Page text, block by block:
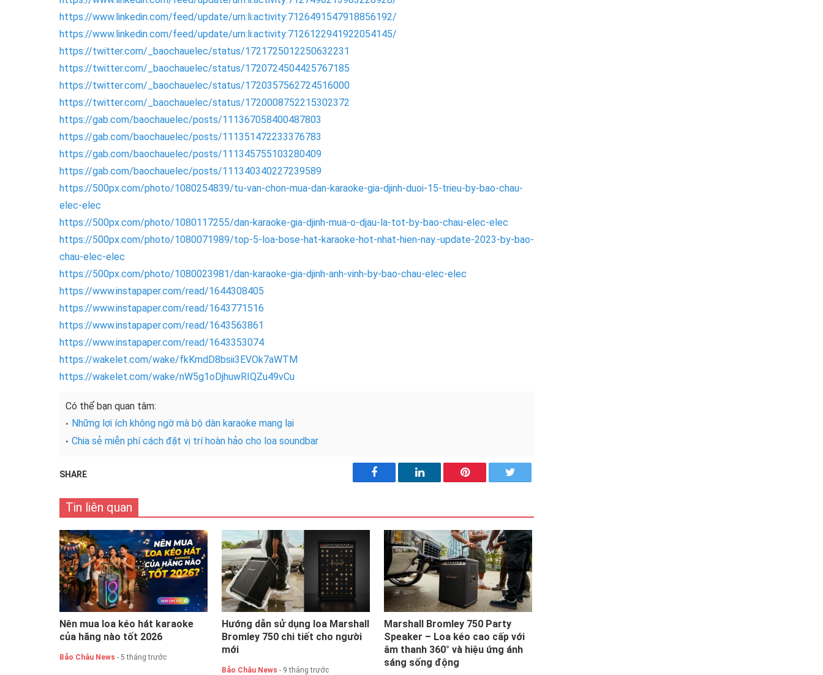
https://www.linkedin.com/feed/update/urn:li:activity:7126491547918856192/
https://www.linkedin.com/feed/update/urn:li:activity:7126122941922054145/
https://twitter.com/_baochauelec/status/1721725012250632231
https://twitter.com/_baochauelec/status/1720724504425767185
https://twitter.com/_baochauelec/status/1720357562724516000
https://twitter.com/_baochauelec/status/1720008752215302372
https://gab.com/baochauelec/posts/111367058400487803
https://gab.com/baochauelec/posts/111351472233376783
https://gab.com/baochauelec/posts/111345755103280409
https://gab.com/baochauelec/posts/111340340227239589
https://500px.com/photo/1080254839/tu-van-chon-mua-dan-karaoke-gia-djinh-duoi-15-trieu-by-bao-chau-
elec-elec
https://500px.com/photo/1080117255/dan-karaoke-gia-djinh-mua-o-djau-la-tot-by-bao-chau-elec-elec
https://500px.com/photo/1080071989/top-5-loa-bose-hat-karaoke-hot-nhat-hien-nay.-update-2023-by-bao-
chau-elec-elec
https://500px.com/photo/1080023981/dan-karaoke-gia-djinh-anh-vinh-by-bao-chau-elec-elec
https://www.instapaper.com/read/1644308405
https://www.instapaper.com/read/1643771516
https://www.instapaper.com/read/1643563861
https://www.instapaper.com/read/1643353074
https://wakelet.com/wake/fkKmdD8bsii3EVOk7aWTM
https://wakelet.com/wake/nW5g1oDjhuwRIQZu49vCu
Có thể bạn quan tâm:
Những lợi ích không ngờ mà bộ dàn karaoke mang lại
Chia sẻ miễn phí cách đặt vị trí hoàn hảo cho loa soundbar
SHARE
Tin liên quan
Nên mua loa kéo hát karaoke
của hãng nào tốt 2026
Bảo Châu News - 5 tháng trước
Hướng dẫn sử dụng loa Marshall
Bromley 750 chi tiết cho người
mới
Bảo Châu News - 9 tháng trước
Marshall Bromley 750 Party
Speaker – Loa kéo cao cấp với
âm thanh 360° và hiệu ứng ánh
sáng sống động